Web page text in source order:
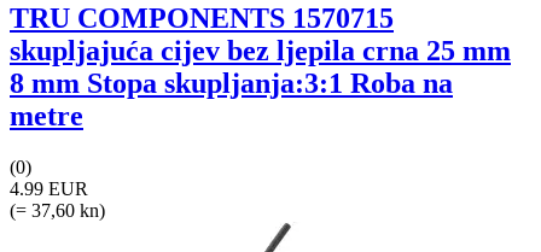
TRU COMPONENTS 1570715
skupljajuća cijev bez ljepila crna 25 mm
8 mm Stopa skupljanja:3:1 Roba na
metre
(0)
4.99 EUR
(= 37,60 kn)